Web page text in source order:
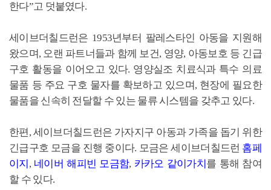
한다”고 덧붙였다.
세이브더칠드런은 1953년부터 팔레스타인 아동을 지원해
왔으며, 오랜 파트너들과 함께 보건, 영양, 아동보호 등 긴급
구호 활동을 이어오고 있다. 영양실조 치료식과 특수 의료
물품 등 주요 구호 물자를 확보하고 있으며, 현장에 필요한
물품을 신속히 전달할 수 있는 물류 시스템을 갖추고 있다.
한편, 세이브더칠드런은 가자지구 아동과 가족을 돕기 위한
긴급구호 모금을 진행 중이다. 모금은 세이브더칠드런 홈페
이지 , 네이버 해피빈 모금함, 카카오 같이가치를 통해 참여
할 수 있다.